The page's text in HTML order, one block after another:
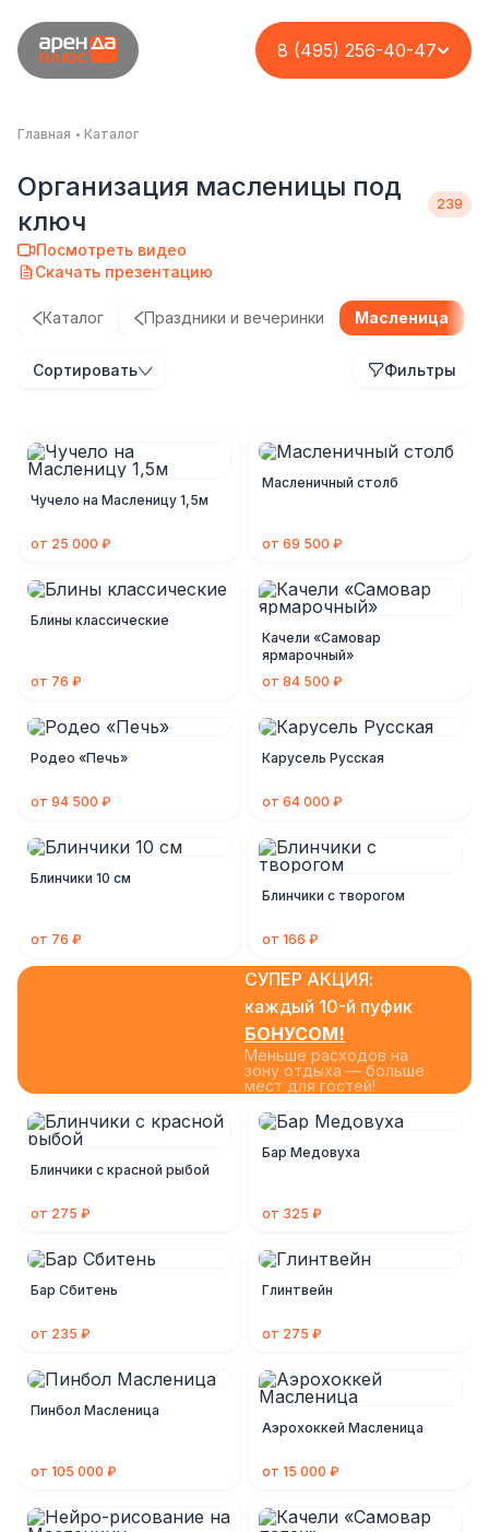
8 (495) 256-40-47
Главная Каталог
Организация масленицы под
ключ
Посмотреть видео
Скачать презентацию
Каталог Праздники и вечеринки Масленица
Сортировать Фильтры
Чучело на Масленицу 1,5м
от 25 000 ₽
Масленичный столб
от 69 500 ₽
Блины классические
от 76 ₽
Качели «Самовар
ярмарочный»
от 84 500 ₽
Родео «Печь»
от 94 500 ₽
Карусель Русская
от 64 000 ₽
Блинчики 10 см
от 76 ₽
Блинчики с творогом
от 166 ₽
СУПЕР АКЦИЯ:
каждый 10-й пуфик
БОНУСОМ!
Меньше расходов на
зону отдыха — больше
мест для гостей!
Блинчики с красной рыбой
от 275 ₽
Бар Медовуха
от 325 ₽
Бар Сбитень
от 235 ₽
Глинтвейн
от 275 ₽
Пинбол Масленица
от 105 000 ₽
Аэрохоккей Масленица
от 15 000 ₽